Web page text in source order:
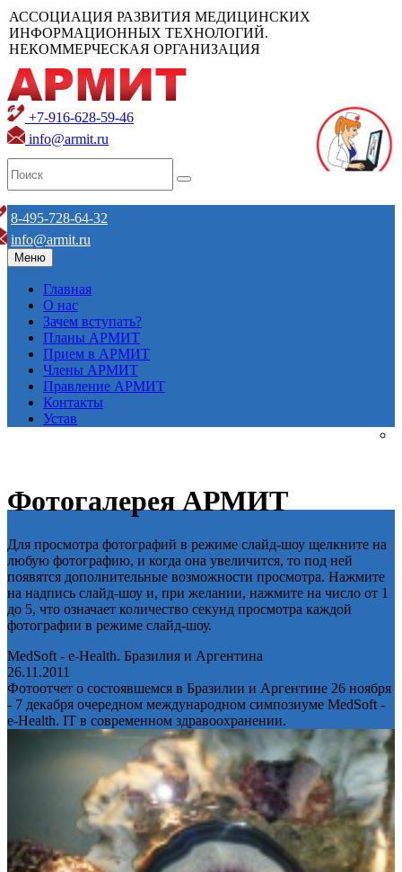
АССОЦИАЦИЯ РАЗВИТИЯ МЕДИЦИНСКИХ
ИНФОРМАЦИОННЫХ ТЕХНОЛОГИЙ.
НЕКОММЕРЧЕСКАЯ ОРГАНИЗАЦИЯ
+7-916-628-59-46
info@armit.ru
8-495-728-64-32
info@armit.ru
Меню
Главная
О нас
Зачем вступать?
Планы АРМИТ
Прием в АРМИТ
Члены АРМИТ
Правление АРМИТ
Контакты
Устав
Фотогалерея АРМИТ
Для просмотра фотографий в режиме слайд-шоу щелкните на
любую фотографию, и когда она увеличится, то под ней
появятся дополнительные возможности просмотра. Нажмите
на надпись слайд-шоу и, при желании, нажмите на число от 1
до 5, что означает количество секунд просмотра каждой
фотографии в режиме слайд-шоу.
MedSoft - e-Health. Бразилия и Аргентина
26.11.2011
Фотоотчет о состоявшемся в Бразилии и Аргентине 26 ноября
- 7 декабря очередном международном симпозиуме MedSoft -
e-Health. IT в современном здравоохранении.